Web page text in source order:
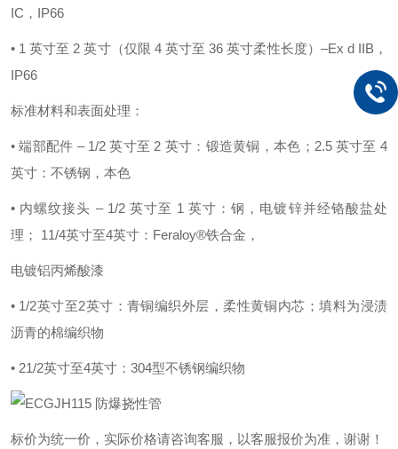
IC，IP66
• 1 英寸至 2 英寸（仅限 4 英寸至 36 英寸柔性长度）–Ex d IIB，
IP66
标准材料和表面处理：
• 端部配件 – 1/2 英寸至 2 英寸：锻造黄铜，本色；2.5 英寸至 4
英寸：不锈钢，本色
• 内螺纹接头 – 1/2 英寸至 1 英寸：钢，电镀锌并经铬酸盐处
理； 11/4英寸至4英寸：Feraloy®铁合金，
电镀铝丙烯酸漆
• 1/2英寸至2英寸：青铜编织外层，柔性黄铜内芯；填料为浸渍
沥青的棉编织物
• 21/2英寸至4英寸：304型不锈钢编织物
标价为统一价，实际价格请咨询客服，以客服报价为准，谢谢！